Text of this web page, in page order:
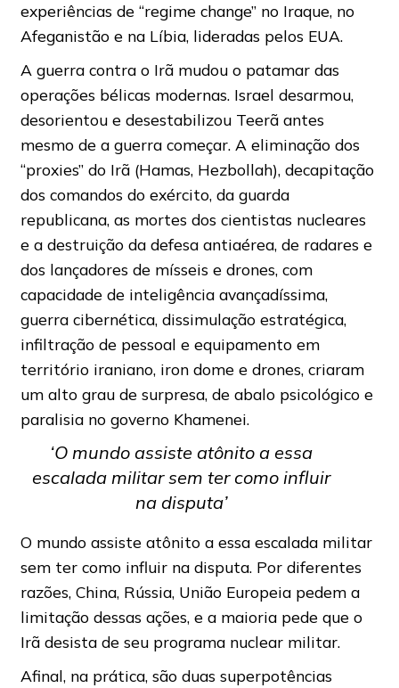
experiências de “regime change” no Iraque, no
Afeganistão e na Líbia, lideradas pelos EUA.
A guerra contra o Irã mudou o patamar das
operações bélicas modernas. Israel desarmou,
desorientou e desestabilizou Teerã antes
mesmo de a guerra começar. A eliminação dos
“proxies” do Irã (Hamas, Hezbollah), decapitação
dos comandos do exército, da guarda
republicana, as mortes dos cientistas nucleares
e a destruição da defesa antiaérea, de radares e
dos lançadores de mísseis e drones, com
capacidade de inteligência avançadíssima,
guerra cibernética, dissimulação estratégica,
infiltração de pessoal e equipamento em
território iraniano, iron dome e drones, criaram
um alto grau de surpresa, de abalo psicológico e
paralisia no governo Khamenei.
‘O mundo assiste atônito a essa
escalada militar sem ter como influir
na disputa’
O mundo assiste atônito a essa escalada militar
sem ter como influir na disputa. Por diferentes
razões, China, Rússia, União Europeia pedem a
limitação dessas ações, e a maioria pede que o
Irã desista de seu programa nuclear militar.
Afinal, na prática, são duas superpotências